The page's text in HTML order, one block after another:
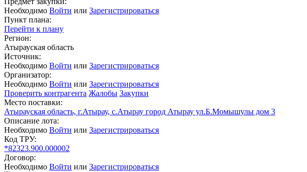
Необходимо Войти или Зарегистрироваться
Пункт плана:
Перейти к плану
Регион:
Атырауская область
Источник:
Необходимо Войти или Зарегистрироваться
Организатор:
Необходимо Войти или Зарегистрироваться
Проверить контрагента Жалобы Закупки
Место поставки:
Атырауская область, г.Атырау, с.Атырау город Атырау ул.Б.Момышулы дом 3
Описание лота:
Необходимо Войти или Зарегистрироваться
Код ТРУ:
*82323.900.000002
Договор:
Необходимо Войти или Зарегистрироваться